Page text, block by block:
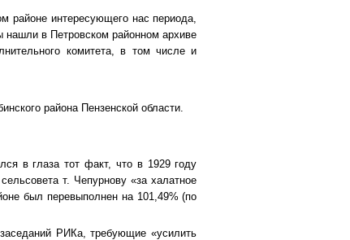
районе интересующего нас периода,
в Петровском районном архиве
комитета, в том числе и
района Пензенской области.
в глаза тот факт, что в 1929 году
т. Чепурнову «за халатное
был перевыполнен на 101,49% (по
РИКа, требующие «усилить